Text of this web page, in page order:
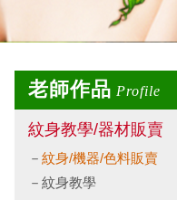
老師作品 Profile
紋身教學/器材販賣
紋身/機器/色料販賣
紋身教學